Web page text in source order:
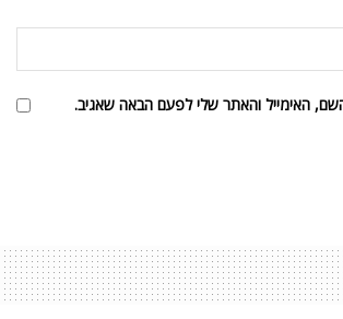
האימייל והאתר שלי לפעם הבאה שאגיב.